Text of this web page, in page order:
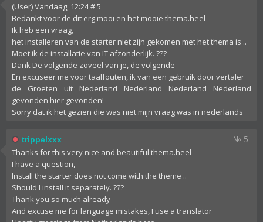
(User) Vandaag, 12:24 # 5
Bedankt voor de dit erg mooi en het mooie thema.heel
Ik heb een vraag,
het installeren van de starter niet zijn gekomen met het thema is ..
Moet ik de installatie van IT afzonderlijk. ???
Dank De volgende zoveel van je, de volgende
En excuseer me voor taalfouten, ik van een gebruik door vertaler
de Groeten uit Nederland Nederland Nederland Nederland
gevonden hier gevonden!
Sorry dat ik het gezien die was niet mijn vraag was in nederlands
trippelxxx № 5
Thanks for this very nice and beautiful thema.heel
I have a question,
Install the starter does not come with the theme ..
Should I install it separately. ???
Thank you so much already
And excuse me for language mistakes, I use a translator